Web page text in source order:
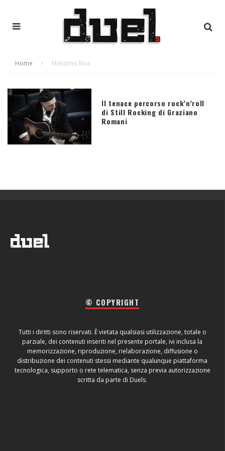
Home Massimo Riva
Il tenace percorso rock’n’roll
di Still Rocking di Graziano
Romani
© COPYRIGHT
Tutti i diritti sono riservati. È vietata qualsiasi utilizzazione, totale o
parziale, dei contenuti inseriti nel presente portale, ivi inclusa la
memorizzazione, riproduzione, rielaborazione, diffusione o
distribuzione dei contenuti stessi mediante qualunque piattaforma
tecnologica, supporto o rete telematica, senza previa autorizzazione
scritta da parte di Duels.